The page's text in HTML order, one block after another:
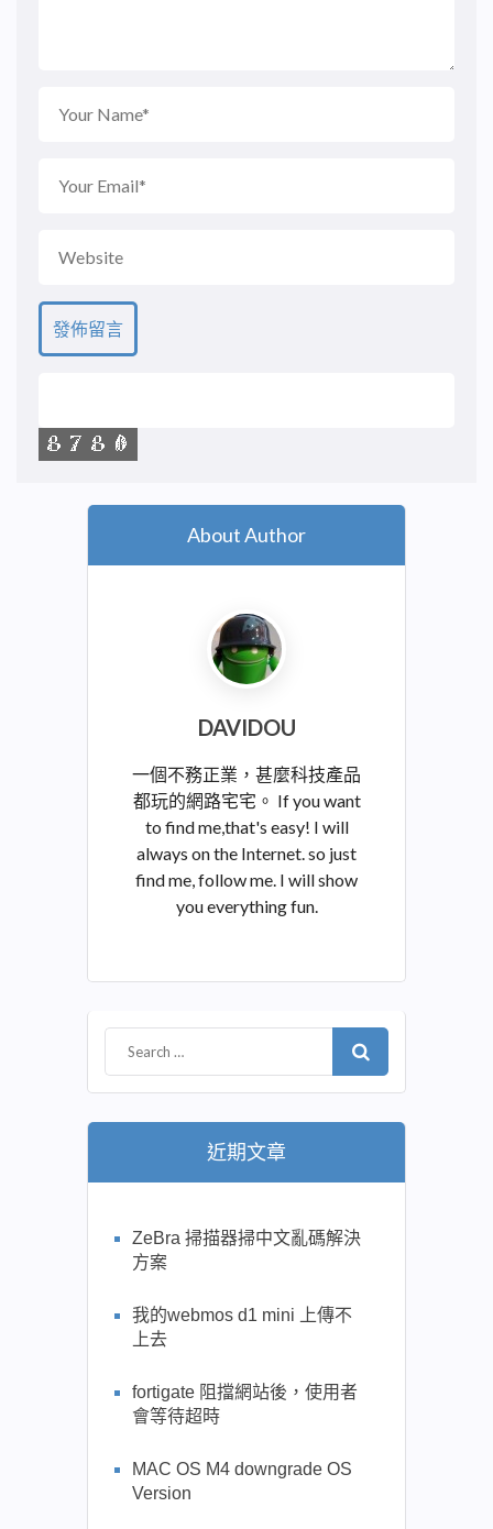
About Author
DAVIDOU
一個不務正業，甚麼科技產品
都玩的網路宅宅。 If you want
to find me,that's easy! I will
always on the Internet. so just
find me, follow me. I will show
you everything fun.
近期文章
ZeBra 掃描器掃中文亂碼解決
方案
我的webmos d1 mini 上傳不
上去
fortigate 阻擋網站後，使用者
會等待超時
MAC OS M4 downgrade OS
Version